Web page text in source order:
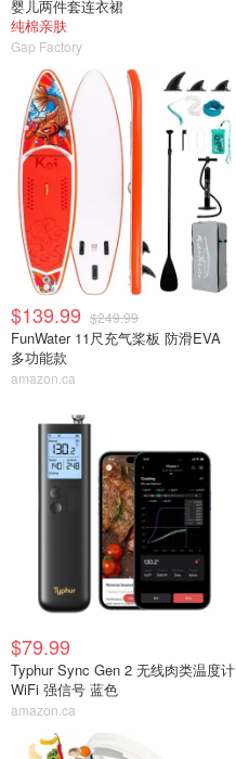
婴儿两件套连衣裙
纯棉亲肤
Gap Factory
$139.99 $249.99
FunWater 11尺充气桨板 防滑EVA
多功能款
amazon.ca
$79.99
Typhur Sync Gen 2 无线肉类温度计
WiFi 强信号 蓝色
amazon.ca